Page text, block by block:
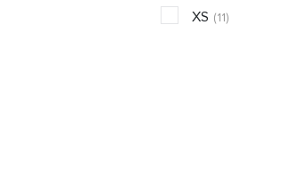
XS (11)